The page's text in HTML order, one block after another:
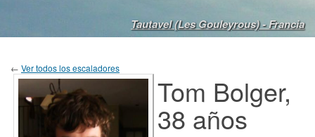
Tautavel (Les Gouleyrous) - Francia
← Ver todos los escaladores
Tom Bolger,
38 años